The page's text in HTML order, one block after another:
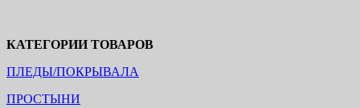
КАТЕГОРИИ ТОВАРОВ
ПЛЕДЫ/ПОКРЫВАЛА
ПРОСТЫНИ